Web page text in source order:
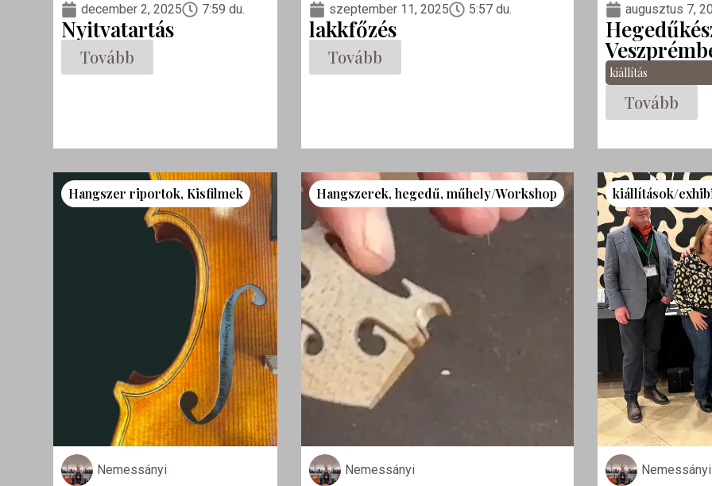
december 2, 2025
7:59 du.
Nyitvatartás
Tovább
szeptember 11, 2025
5:57 du.
lakkfőzés
Tovább
augusztus 7,
kiállítás
Tovább
Hangszer riportok, Kisfilmek
Nemessányi
Hangszerek,hegedű,műhely/Workshop
Nemessányi
kiállítások/
Nemessányi